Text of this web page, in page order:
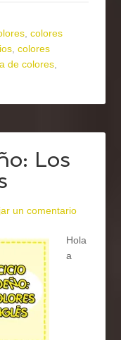
,colores
,colores
de colores,
Los
un comentario
Hola
a